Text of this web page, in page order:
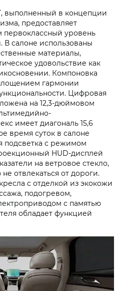
, выполненный в концепции
предоставляет
уровень
салоне использованы
материалы,
удовольствие как
Компоновка
гармонии
Цифровая
на 12,3-дюймовом
имеет диагональ 15,6
время суток в салоне
подсветка с режимом
HUD-дисплей
на ветровое стекло,
отвлекаться от дороги.
с отделкой из экокожи
подогревом,
с памятью
обладает функцией